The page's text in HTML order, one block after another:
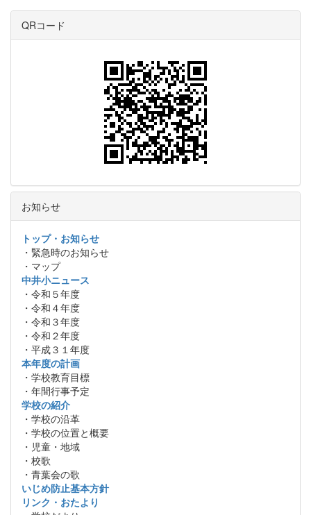
QRコード
お知らせ
トップ・お知らせ
・緊急時のお知らせ
・マップ
中井小ニュース
・令和５年度
・令和４年度
・令和３年度
・令和２年度
・平成３１年度
本年度の計画
・学校教育目標
・年間行事予定
学校の紹介
・学校の沿革
・学校の位置と概要
・児童・地域
・校歌
・青葉会の歌
いじめ防止基本方針
リンク・おたより